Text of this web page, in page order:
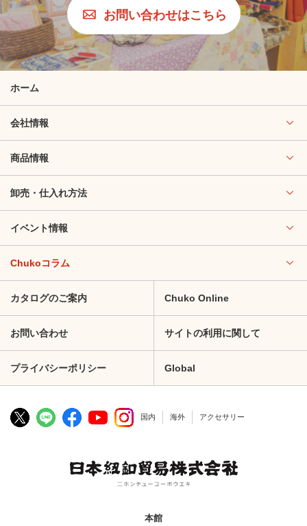
お問い合わせはこちら
ホーム
会社情報
商品情報
卸売・仕入れ方法
イベント情報
Chukoコラム
カタログのご案内 Chuko Online
お問い合わせ サイトの利用に関して
プライバシーポリシー Global
国内 海外 アクセサリー
本館